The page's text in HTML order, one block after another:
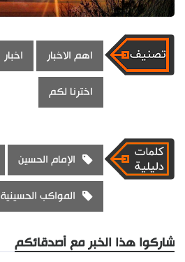
اهم الاخبار اخبار
اخترنا لكم
الإمام الحسين
المواكب الحسينية
شاركوا هذا الخبر مع أصدقائكم